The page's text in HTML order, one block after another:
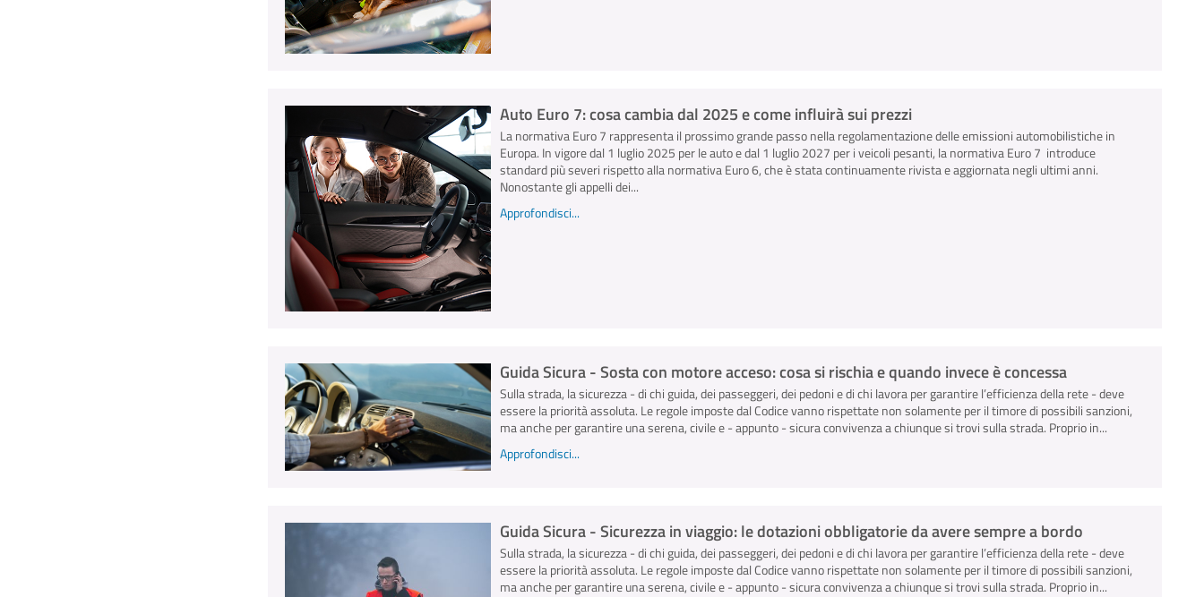
Auto Euro 7: cosa cambia dal 2025 e come influirà sui prezzi
La normativa Euro 7 rappresenta il prossimo grande passo nella regolamentazione delle emissioni automobilistiche in
Europa. In vigore dal 1 luglio 2025 per le auto e dal 1 luglio 2027 per i veicoli pesanti, la normativa Euro 7 introduce
standard più severi rispetto alla normativa Euro 6, che è stata continuamente rivista e aggiornata negli ultimi anni.
Nonostante gli appelli dei...
Approfondisci...
Guida Sicura - Sosta con motore acceso: cosa si rischia e quando invece è concessa
Sulla strada, la sicurezza - di chi guida, dei passeggeri, dei pedoni e di chi lavora per garantire l’efficienza della rete - deve
essere la priorità assoluta. Le regole imposte dal Codice vanno rispettate non solamente per il timore di possibili sanzioni,
ma anche per garantire una serena, civile e - appunto - sicura convivenza a chiunque si trovi sulla strada. Proprio in...
Approfondisci...
Guida Sicura - Sicurezza in viaggio: le dotazioni obbligatorie da avere sempre a bordo
Sulla strada, la sicurezza - di chi guida, dei passeggeri, dei pedoni e di chi lavora per garantire l’efficienza della rete - deve
essere la priorità assoluta. Le regole imposte dal Codice vanno rispettate non solamente per il timore di possibili sanzioni,
ma anche per garantire una serena, civile e - appunto - sicura convivenza a chiunque si trovi sulla strada. Proprio in...